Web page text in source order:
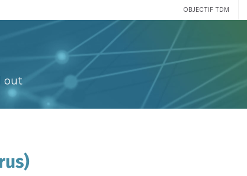
OBJECTIF TDM
out